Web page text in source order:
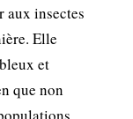
aux insectes
Elle
et
que non